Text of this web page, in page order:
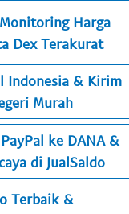
Harga
Dex Terakurat
Indonesia & Kirim
Murah
ke DANA &
di JualSaldo
Terbaik &